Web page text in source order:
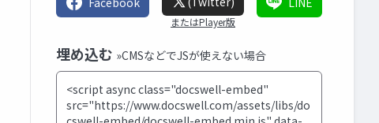
またはPlayer版
埋め込む »CMSなどでJSが使えない場合